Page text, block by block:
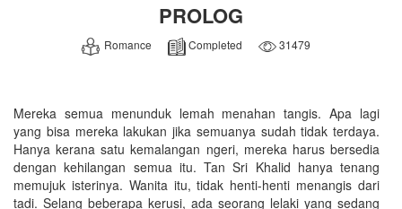
PROLOG
Romance Completed 31479
Mereka semua menunduk lemah menahan tangis. Apa lagi
yang bisa mereka lakukan jika semuanya sudah tidak terdaya.
Hanya kerana satu kemalangan ngeri, mereka harus bersedia
dengan kehilangan semua itu. Tan Sri Khalid hanya tenang
memujuk isterinya. Wanita itu, tidak henti-henti menangis dari
tadi. Selang beberapa kerusi, ada seorang lelaki yang sedang